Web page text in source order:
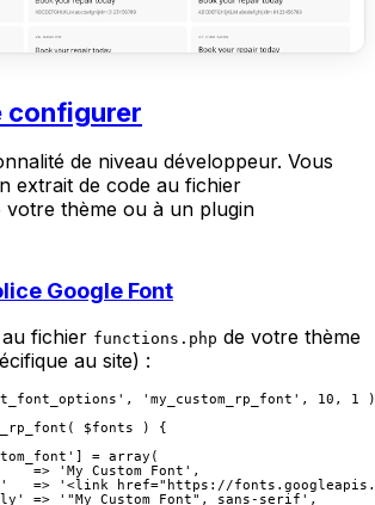
configurer
de niveau développeur. Vous
extrait de code au fichier
votre thème ou à un plugin
Google Font
fichier functions.php de votre thème
au site) :
'my_custom_rp_font', 10, 1
$fonts ) {
= array(
=> 'My Custom Font',
=> '<link href="https://
=> '"My Custom Font", sans-serif',